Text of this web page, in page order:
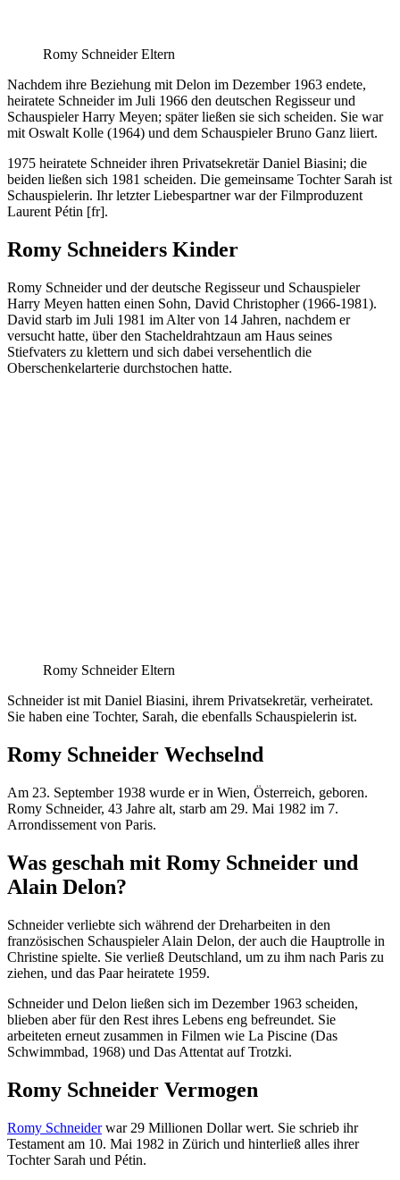
Romy Schneider Eltern
Nachdem ihre Beziehung mit Delon im Dezember 1963 endete,
heiratete Schneider im Juli 1966 den deutschen Regisseur und
Schauspieler Harry Meyen; später ließen sie sich scheiden. Sie war
mit Oswalt Kolle (1964) und dem Schauspieler Bruno Ganz liiert.
1975 heiratete Schneider ihren Privatsekretär Daniel Biasini; die
beiden ließen sich 1981 scheiden. Die gemeinsame Tochter Sarah ist
Schauspielerin. Ihr letzter Liebespartner war der Filmproduzent
Laurent Pétin [fr].
Romy Schneiders Kinder
Romy Schneider und der deutsche Regisseur und Schauspieler
Harry Meyen hatten einen Sohn, David Christopher (1966-1981).
David starb im Juli 1981 im Alter von 14 Jahren, nachdem er
versucht hatte, über den Stacheldrahtzaun am Haus seines
Stiefvaters zu klettern und sich dabei versehentlich die
Oberschenkelarterie durchstochen hatte.
Romy Schneider Eltern
Schneider ist mit Daniel Biasini, ihrem Privatsekretär, verheiratet.
Sie haben eine Tochter, Sarah, die ebenfalls Schauspielerin ist.
Romy Schneider Wechselnd
Am 23. September 1938 wurde er in Wien, Österreich, geboren.
Romy Schneider, 43 Jahre alt, starb am 29. Mai 1982 im 7.
Arrondissement von Paris.
Was geschah mit Romy Schneider und
Alain Delon?
Schneider verliebte sich während der Dreharbeiten in den
französischen Schauspieler Alain Delon, der auch die Hauptrolle in
Christine spielte. Sie verließ Deutschland, um zu ihm nach Paris zu
ziehen, und das Paar heiratete 1959.
Schneider und Delon ließen sich im Dezember 1963 scheiden,
blieben aber für den Rest ihres Lebens eng befreundet. Sie
arbeiteten erneut zusammen in Filmen wie La Piscine (Das
Schwimmbad, 1968) und Das Attentat auf Trotzki.
Romy Schneider Vermogen
Romy Schneiderwar 29 Millionen Dollar wert. Sie schrieb ihr
Testament am 10. Mai 1982 in Zürich und hinterließ alles ihrer
Tochter Sarah und Pétin.